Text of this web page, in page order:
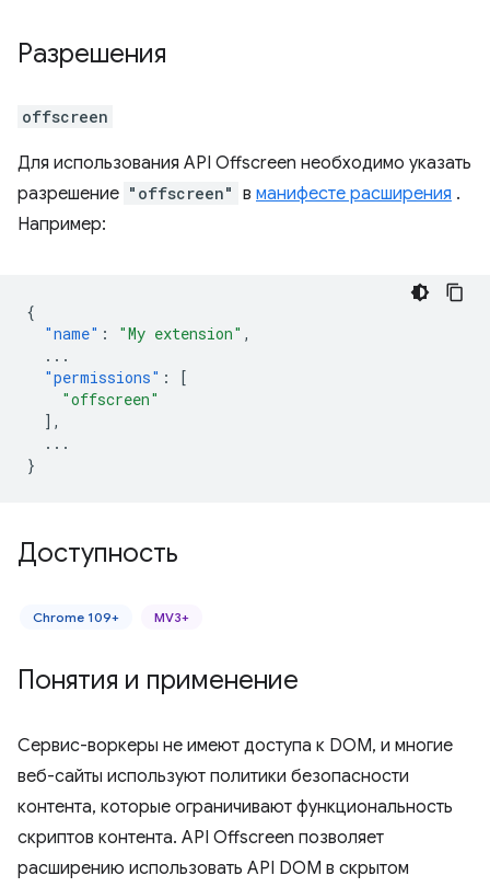
Разрешения
offscreen
Для использования API Offscreen необходимо указать
разрешение "offscreen" в манифесте расширения .
Например:
{
"name" : "My extension" ,
...
"permissions" :
[
"offscreen"
],
...
}
Доступность
Chrome 109+ MV3+
Понятия и применение
Сервис-воркеры не имеют доступа к DOM, и многие
веб-сайты используют политики безопасности
контента, которые ограничивают функциональность
скриптов контента. API Offscreen позволяет
расширению использовать API DOM в скрытом